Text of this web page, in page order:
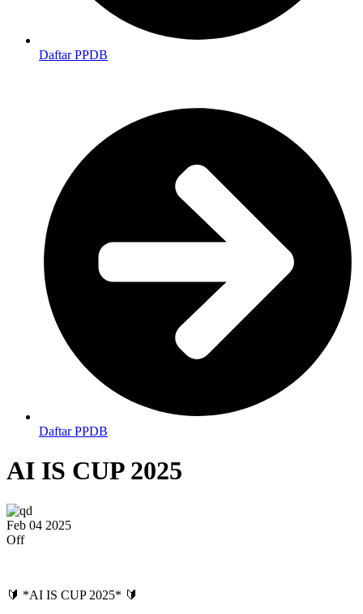
Daftar PPDB
Daftar PPDB
AI IS CUP 2025
Feb 04 2025
Off
🔰 *AI IS CUP 2025* 🔰